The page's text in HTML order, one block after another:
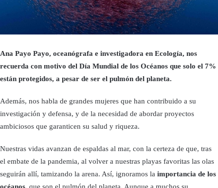
Ana Payo Payo, oceanógrafa e investigadora en Ecología, nos
recuerda con motivo del Día Mundial de los Océanos que solo el 7%
están protegidos, a pesar de ser el pulmón del planeta.
Además, nos habla de grandes mujeres que han contribuido a su
investigación y defensa, y de la necesidad de abordar proyectos
ambiciosos que garanticen su salud y riqueza.
Nuestras vidas avanzan de espaldas al mar, con la certeza de que, tras
el embate de la pandemia, al volver a nuestras playas favoritas las olas
seguirán allí, tamizando la arena. Así, ignoramos la importancia de los
océanos, que son el pulmón del planeta. Aunque a muchos su